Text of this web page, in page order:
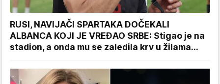
RUSI, NAVIJAČI SPARTAKA DOČEKALI
ALBANCA KOJI JE VREĐAO SRBE: Stigao je na
stadion, a onda mu se zaledila krv u žilama...